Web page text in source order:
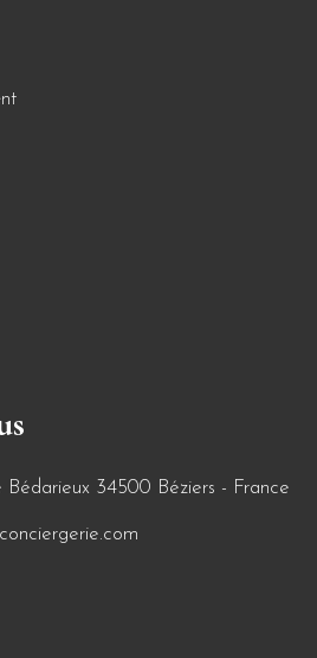
34500 Béziers - France